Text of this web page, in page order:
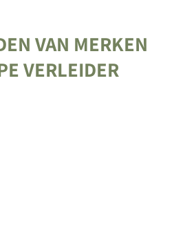
VAN MERKEN
VERLEIDER